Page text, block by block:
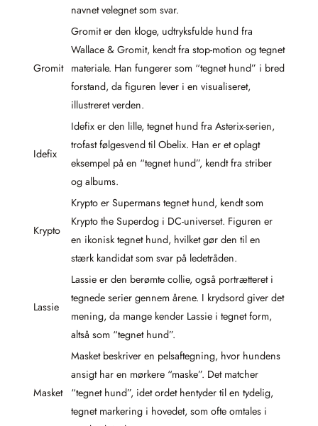
navnet velegnet som svar.
Gromit
Gromit er den kloge, udtryksfulde hund fra
Wallace & Gromit, kendt fra stop-motion og tegnet
materiale. Han fungerer som “tegnet hund” i bred
forstand, da figuren lever i en visualiseret,
illustreret verden.
Idefix
Idefix er den lille, tegnet hund fra Asterix-serien,
trofast følgesvend til Obelix. Han er et oplagt
eksempel på en “tegnet hund”, kendt fra striber
og albums.
Krypto
Krypto er Supermans tegnet hund, kendt som
Krypto the Superdog i DC-universet. Figuren er
en ikonisk tegnet hund, hvilket gør den til en
stærk kandidat som svar på ledetråden.
Lassie
Lassie er den berømte collie, også portrætteret i
tegnede serier gennem årene. I krydsord giver det
mening, da mange kender Lassie i tegnet form,
altså som “tegnet hund”.
Masket
Masket beskriver en pelsaftegning, hvor hundens
ansigt har en mørkere “maske”. Det matcher
“tegnet hund”, idet ordet hentyder til en tydelig,
tegnet markering i hovedet, som ofte omtales i